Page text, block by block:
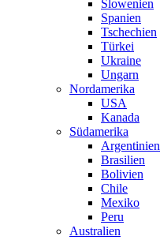
Slowenien
Spanien
Tschechien
Türkei
Ukraine
Ungarn
Nordamerika
USA
Kanada
Südamerika
Argentinien
Brasilien
Bolivien
Chile
Mexiko
Peru
Australien